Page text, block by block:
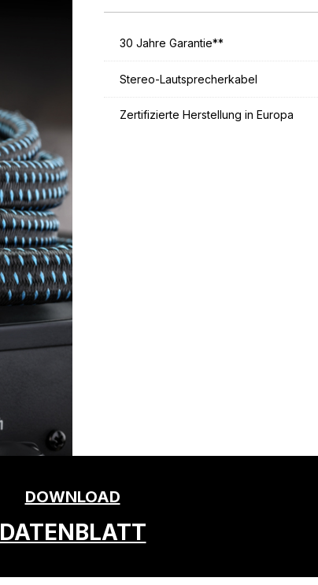
30 Jahre Garantie**
Stereo-Lautsprecherkabel
Zertifizierte Herstellung in Europa
DOWNLOAD
DATENBLATT